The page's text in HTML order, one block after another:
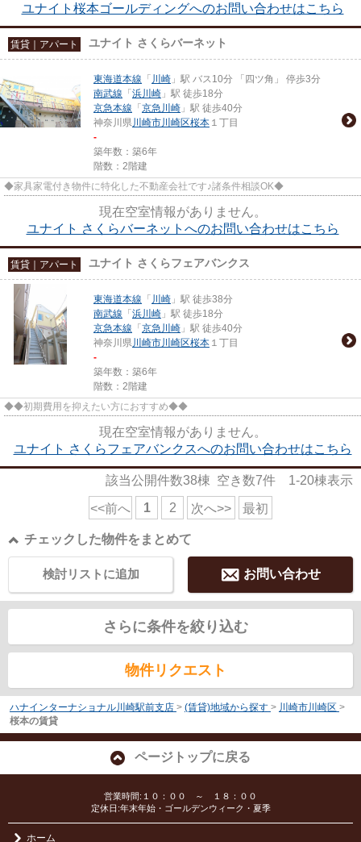
ユナイト桜本ゴールディングへのお問い合わせはこちら
賃貸｜アパート ユナイト さくらバーネット
東海道本線 「 川崎 」駅 バス10分 「四ツ角」 停歩3分
南武線 「 浜川崎 」駅 徒歩18分
京急本線 「 京急川崎 」駅 徒歩40分
神奈川県川崎市川崎区桜本 １丁目
-
築年数：築6年
階数：2階建
◆家具家電付き物件に特化した不動産会社です♪諸条件相談OK◆
現在空室情報がありません。
ユナイト さくらバーネットへのお問い合わせはこちら
賃貸｜アパート ユナイト さくらフェアバンクス
東海道本線 「 川崎 」駅 徒歩38分
南武線 「 浜川崎 」駅 徒歩18分
京急本線 「 京急川崎 」駅 徒歩40分
神奈川県川崎市川崎区桜本 １丁目
-
築年数：築6年
階数：2階建
◆◆初期費用を抑えたい方におすすめ◆◆
現在空室情報がありません。
ユナイト さくらフェアバンクスへのお問い合わせはこちら
該当公開件数38棟 空き数7件 1-20棟表示
<<前へ 1 2 次へ>> 最初
チェックした物件をまとめて
お問い合わせ
検討リストに追加
さらに条件を絞り込む
物件リクエスト
ハナインターナショナル川崎駅前支店 > (賃貸)地域から探す > 川崎市川崎区 >
桜本の賃貸
ページトップに戻る
営業時間:１０：００ ～ １８：００
定休日:年末年始・ゴールデンウィーク・夏季
ホーム